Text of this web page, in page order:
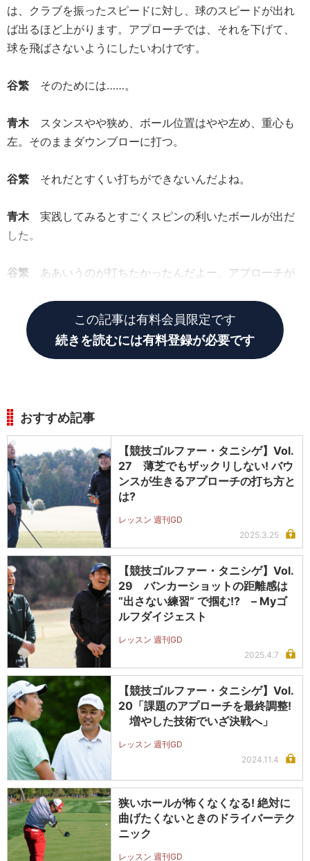
は、クラブを振ったスピードに対し、球のスピードが出れ
ば出るほど上がります。アプローチでは、それを下げて、
球を飛ばさないようにしたいわけです。
谷繁 そのためには……。
青木スタンスやや狭め、ボール位置はやや左め、重心も
左。そのままダウンブローに打つ。
谷繁 それだとすくい打ちができないんだよね。
青木実践してみるとすごくスピンの利いたボールが出だ
した。
谷繁 ああいうのが打ちたかったんだよー。アプローチが
この記事は有料会員限定です
続きを読むには有料登録が必要です
おすすめ記事
【競技ゴルファー・タニシゲ】Vol.
27 薄芝でもザックリしない! バウ
ンスが生きるアプローチの打ち方と
は?
レッスン 週刊GD
2025.3.25
【競技ゴルファー・タニシゲ】Vol.
29 バンカーショットの距離感は
“出さない練習” で掴む!? – Myゴ
ルフダイジェスト
レッスン 週刊GD
2025.4.7
【競技ゴルファー・タニシゲ】Vol.
20「課題のアプローチを最終調整!
増やした技術でいざ決戦へ」
レッスン 週刊GD
2024.11.4
狭いホールが怖くなくなる! 絶対に
曲げたくないときのドライバーテク
ニック
レッスン 週刊GD